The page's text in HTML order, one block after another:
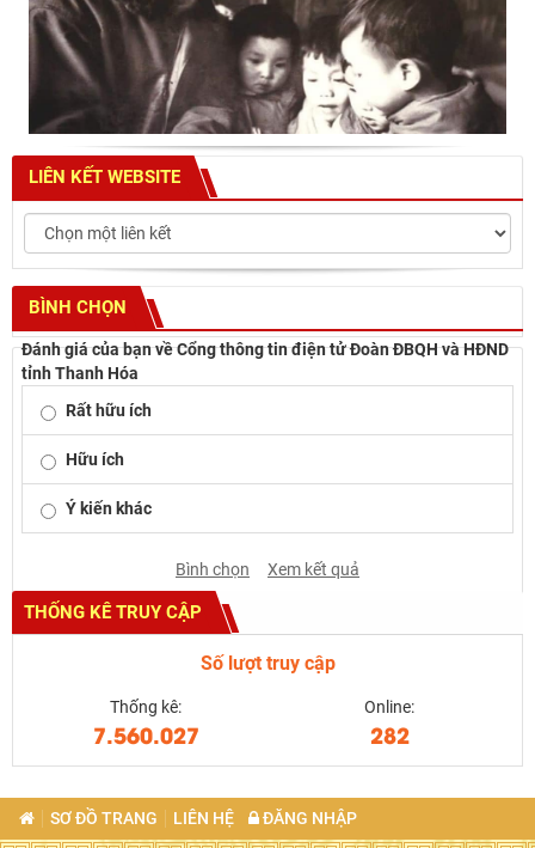
LIÊN KẾT WEBSITE
BÌNH CHỌN
Đánh giá của bạn về Cổng thông tin điện tử Đoàn ĐBQH và HĐND
tỉnh Thanh Hóa
Rất hữu ích
Hữu ích
Ý kiến khác
Bình chọn Xem kết quả
THỐNG KÊ TRUY CẬP
Số lượt truy cập
Thống kê:
7.560.027
Online:
282
SƠ ĐỒ TRANG LIÊN HỆ ĐĂNG NHẬP